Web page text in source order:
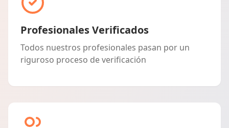
Profesionales Verificados
Todos nuestros profesionales pasan por un
riguroso proceso de verificación